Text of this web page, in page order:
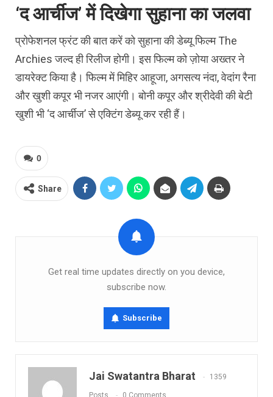
‘द आर्चीज’ में दिखेगा सुहाना का जलवा
प्रोफेशनल फ्रंट की बात करें को सुहाना की डेब्यू फिल्म The
Archies जल्द ही रिलीज होगी। इस फिल्म को ज़ोया अख्तर ने
डायरेक्ट किया है। फिल्म में मिहिर आहूजा, अगसत्य नंदा, वेदांग रैना
और खुशी कपूर भी नजर आएंगी। बोनी कपूर और श्रीदेवी की बेटी
खुशी भी ‘द आर्चीज’ से एक्टिंग डेब्यू कर रही हैं।
0
Share
Get real time updates directly on you device,
subscribe now.
Subscribe
Jai Swatantra Bharat 1359
Posts 0 Comments